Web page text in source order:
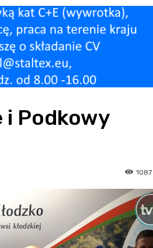
i Podkowy
1087